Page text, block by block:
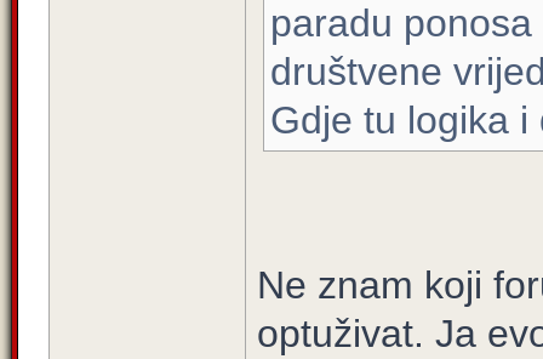
paradu
društvene
Gdje tu logika i
Ne znam koji
optuživat. Ja